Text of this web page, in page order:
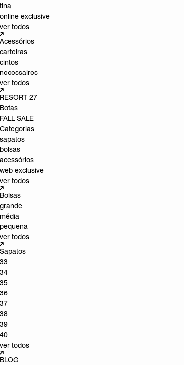
tina
online exclusive
ver todos
Acessórios
carteiras
cintos
necessaires
ver todos
RESORT 27
Botas
FALL SALE
Categorias
sapatos
bolsas
acessórios
web exclusive
ver todos
Bolsas
grande
média
pequena
ver todos
Sapatos
33
34
35
36
37
38
39
40
ver todos
BLOG